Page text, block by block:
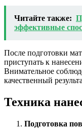
Читайте также:
эффективные
После подготовки
приступать к
Внимательное
качественный
Техника
Подготовка